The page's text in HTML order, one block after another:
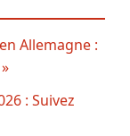
Allemagne :
: Suivez